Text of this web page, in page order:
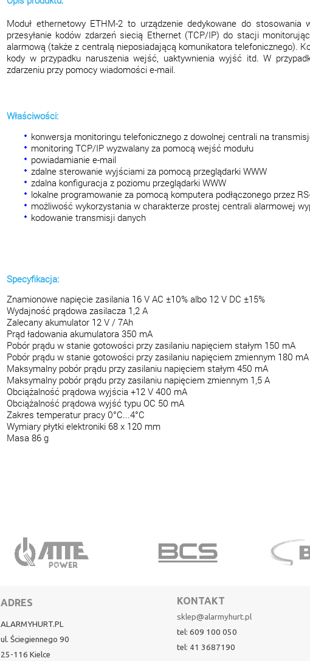
Moduł ethernetowy ETHM-2 to urządzenie dedykowane do
przesyłanie kodów zdarzeń siecią Ethernet (TCP/IP) do stacji
alarmową (także z centralą nieposiadającą komunikatora telefonicznego).
kody w przypadku naruszenia wejść, uaktywnienia wyjść itd. W
zdarzeniu przy pomocy wiadomości e-mail.
Właściwości:
konwersja monitoringu telefonicznego z dowolnej centrali na
monitoring TCP/IP wyzwalany za pomocą wejść modułu
powiadamianie e-mail
zdalne sterowanie wyjściami za pomocą przeglądarki WWW
zdalna konfiguracja z poziomu przeglądarki WWW
lokalne programowanie za pomocą komputera podłączonego przez
możliwość wykorzystania w charakterze prostej centrali alarmowej
kodowanie transmisji danych
Specyfikacja:
Znamionowe napięcie zasilania 16 V AC ±10% albo 12 V DC ±15%
Wydajność prądowa zasilacza 1,2 A
Zalecany akumulator 12 V / 7Ah
Prąd ładowania akumulatora 350 mA
Pobór prądu w stanie gotowości przy zasilaniu napięciem stałym 150 mA
Pobór prądu w stanie gotowości przy zasilaniu napięciem zmiennym 180 mA
Maksymalny pobór prądu przy zasilaniu napięciem stałym 450 mA
Maksymalny pobór prądu przy zasilaniu napięciem zmiennym 1,5 A
Obciążalność prądowa wyjścia +12 V 400 mA
Obciążalność prądowa wyjść typu OC 50 mA
Zakres temperatur pracy 0°C...4°C
Wymiary płytki elektroniki 68 x 120 mm
Masa 86 g
ADRES
ALARMYHURT.PL
ul. Ściegiennego 90
25-116 Kielce
KONTAKT
sklep@alarmyhurt.pl
tel: 609 100 050
tel: 41 3687190